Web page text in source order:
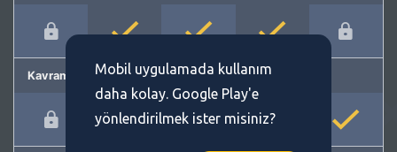
Kavram önermeMobil uygulamada kullanım
daha kolay. Google Play'e
yönlendirilmek ister misiniz?